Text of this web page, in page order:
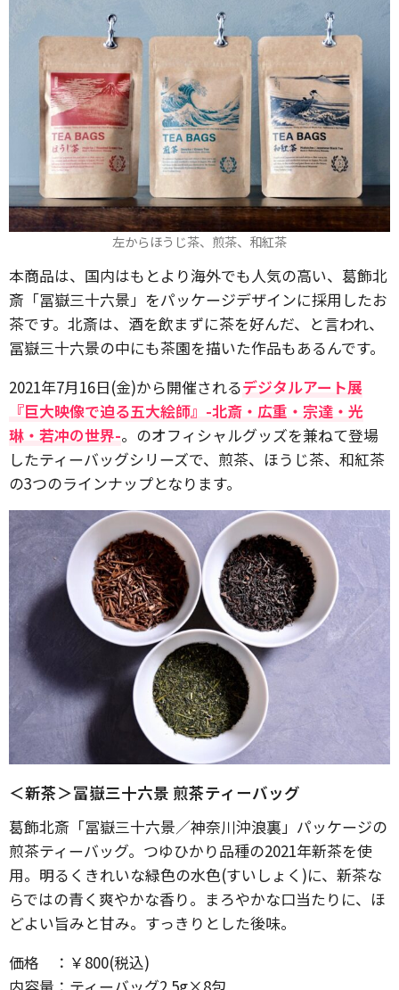
左からほうじ茶、煎茶、和紅茶
本商品は、国内はもとより海外でも人気の高い、葛飾北
斎「冨嶽三十六景」をパッケージデザインに採用したお
茶です。北斎は、酒を飲まずに茶を好んだ、と言われ、
冨嶽三十六景の中にも茶園を描いた作品もあるんです。
2021年7月16日(金)から開催されるデジタルアート展
『巨大映像で迫る五大絵師』-北斎・広重・宗達・光
琳・若冲の世界-。のオフィシャルグッズを兼ねて登場
したティーバッグシリーズで、煎茶、ほうじ茶、和紅茶
の3つのラインナップとなります。
＜新茶＞冨嶽三十六景 煎茶ティーバッグ
葛飾北斎「冨嶽三十六景／神奈川沖浪裏」パッケージの
煎茶ティーバッグ。つゆひかり品種の2021年新茶を使
用。明るくきれいな緑色の水色(すいしょく)に、新茶な
らではの青く爽やかな香り。まろやかな口当たりに、ほ
どよい旨みと甘み。すっきりとした後味。
価格 ：￥800(税込)